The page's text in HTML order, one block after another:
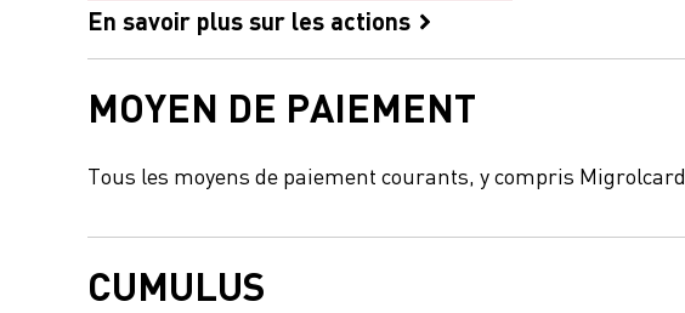
En savoir plus sur les actions
MOYEN DE PAIEMENT
Tous les moyens de paiement courants, y compris Migrolcard
CUMULUS